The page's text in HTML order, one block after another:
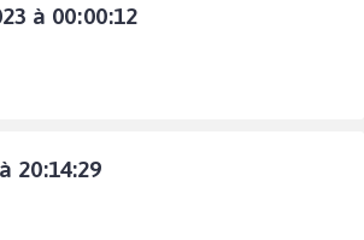
à 00:00:12
20:14:29